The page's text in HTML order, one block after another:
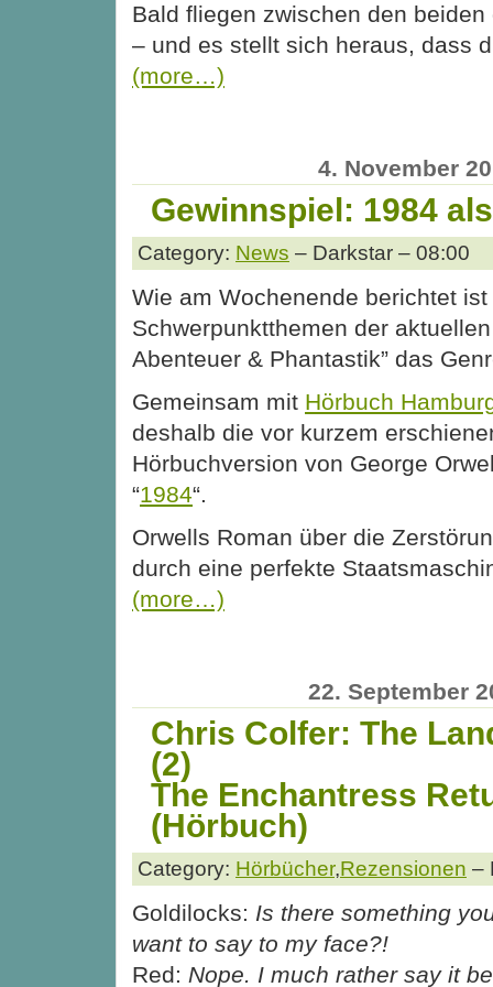
Bald fliegen zwischen den
– und es stellt sich heraus, dass
(more…)
4. November
Gewinnspiel: 1984
Category: News – Darkstar – 08:00
Wie am Wochenende berichtet
Schwerpunktthemen der
Abenteuer & Phantastik” das
Gemeinsam mit Hörbuch
deshalb die vor kurzem
Hörbuchversion von George
“1984“.
Orwells Roman über die
durch eine perfekte
(more…)
22. September
Chris Colfer: The
(2)
The Enchantress
(Hörbuch)
Category: Hörbücher,Rezensionen –
Goldilocks: Is there something
want to say to my face?!
Red: Nope. I much rather say it